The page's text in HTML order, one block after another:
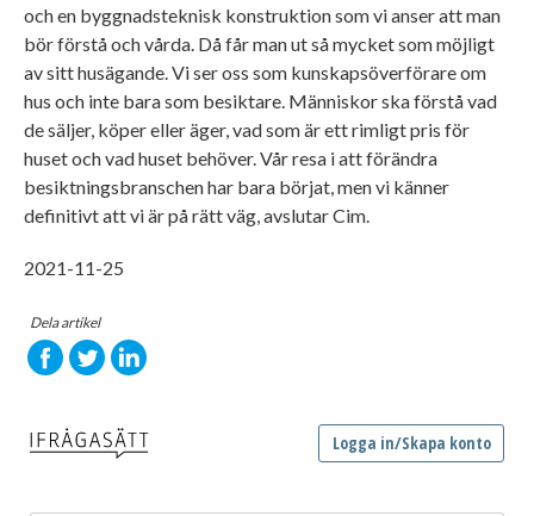
och en byggnadsteknisk konstruktion som vi anser att man
bör förstå och vårda. Då får man ut så mycket som möjligt
av sitt husägande. Vi ser oss som kunskapsöverförare om
hus och inte bara som besiktare. Människor ska förstå vad
de säljer, köper eller äger, vad som är ett rimligt pris för
huset och vad huset behöver. Vår resa i att förändra
besiktningsbranschen har bara börjat, men vi känner
definitivt att vi är på rätt väg, avslutar Cim.
2021-11-25
Dela artikel